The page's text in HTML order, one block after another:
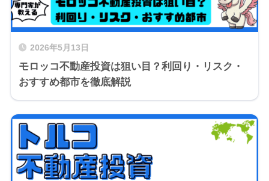
2026年5月13日
モロッコ不動産投資は狙い目？利回り・リスク・
おすすめ都市を徹底解説